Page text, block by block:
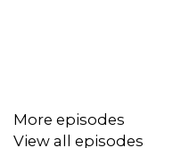
More episodes
View all episodes